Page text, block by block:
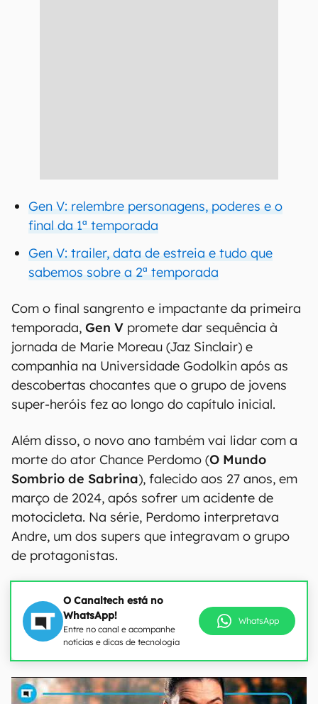
Gen V: relembre personagens, poderes e o
final da 1ª temporada
Gen V: trailer, data de estreia e tudo que
sabemos sobre a 2ª temporada
Com o final sangrento e impactante da primeira
temporada, Gen V promete dar sequência à
jornada de Marie Moreau (Jaz Sinclair) e
companhia na Universidade Godolkin após as
descobertas chocantes que o grupo de jovens
super-heróis fez ao longo do capítulo inicial.
Além disso, o novo ano também vai lidar com a
morte do ator Chance Perdomo (O Mundo
Sombrio de Sabrina), falecido aos 27 anos, em
março de 2024, após sofrer um acidente de
motocicleta. Na série, Perdomo interpretava
Andre, um dos supers que integravam o grupo
de protagonistas.
O Canaltech está no
WhatsApp!
Entre no canal e acompanhe
notícias e dicas de tecnologia
WhatsApp